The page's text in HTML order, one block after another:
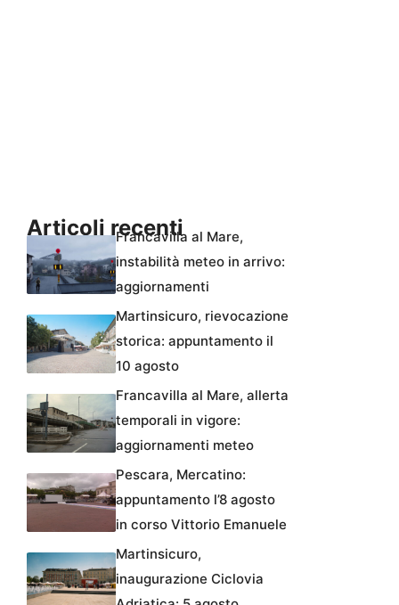
Articoli recenti
Francavilla al Mare,
instabilità meteo in arrivo:
aggiornamenti
Martinsicuro, rievocazione
storica: appuntamento il
10 agosto
Francavilla al Mare, allerta
temporali in vigore:
aggiornamenti meteo
Pescara, Mercatino:
appuntamento l’8 agosto
in corso Vittorio Emanuele
Martinsicuro,
inaugurazione Ciclovia